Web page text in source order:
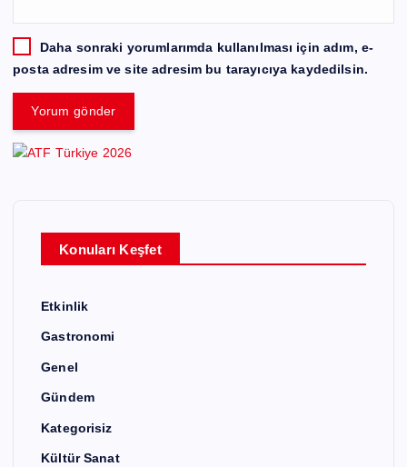
Daha sonraki yorumlarımda kullanılması için adım, e-
posta adresim ve site adresim bu tarayıcıya kaydedilsin.
Konuları Keşfet
Etkinlik
Gastronomi
Genel
Gündem
Kategorisiz
Kültür Sanat